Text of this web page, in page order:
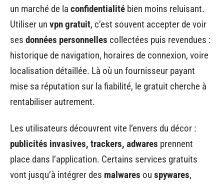
un marché de la confidentialité bien moins reluisant.
Utiliser un vpn gratuit, c’est souvent accepter de voir
ses données personnelles collectées puis revendues :
historique de navigation, horaires de connexion, voire
localisation détaillée. Là où un fournisseur payant
mise sa réputation sur la fiabilité, le gratuit cherche à
rentabiliser autrement.
Les utilisateurs découvrent vite l’envers du décor :
publicités invasives, trackers, adwares prennent
place dans l’application. Certains services gratuits
vont jusqu’à intégrer des malwares ou spywares,